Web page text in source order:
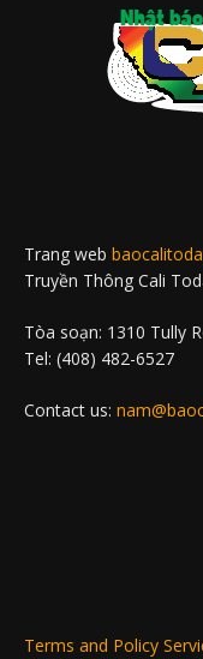
Trang web
Truyền Thông Cali
Tòa soạn: 1310 Tully
Tel: (408) 482-6527
Contact us:
Terms and Policy